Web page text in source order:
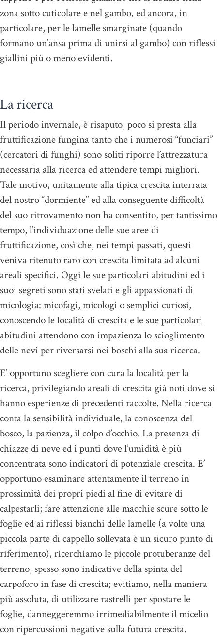
zona sotto cuticolare e nel gambo, ed ancora, in
particolare, per le lamelle smarginate (quando
formano un’ansa prima di unirsi al gambo) con riflessi
giallini più o meno evidenti.
La ricerca
Il periodo invernale, è risaputo, poco si presta alla
fruttificazione fungina tanto che i numerosi “funciari”
(cercatori di funghi) sono soliti riporre l’attrezzatura
necessaria alla ricerca ed attendere tempi migliori.
Tale motivo, unitamente alla tipica crescita interrata
del nostro “dormiente” ed alla conseguente difficoltà
del suo ritrovamento non ha consentito, per tantissimo
tempo, l’individuazione delle sue aree di
fruttificazione, così che, nei tempi passati, questi
veniva ritenuto raro con crescita limitata ad alcuni
areali specifici. Oggi le sue particolari abitudini ed i
suoi segreti sono stati svelati e gli appassionati di
micologia: micofagi, micologi o semplici curiosi,
conoscendo le località di crescita e le sue particolari
abitudini attendono con impazienza lo scioglimento
delle nevi per riversarsi nei boschi alla sua ricerca.
E’ opportuno scegliere con cura la località per la
ricerca, privilegiando areali di crescita già noti dove si
hanno esperienze di precedenti raccolte. Nella ricerca
conta la sensibilità individuale, la conoscenza del
bosco, la pazienza, il colpo d’occhio. La presenza di
chiazze di neve ed i punti dove l’umidità è più
concentrata sono indicatori di potenziale crescita. E’
opportuno esaminare attentamente il terreno in
prossimità dei propri piedi al fine di evitare di
calpestarli; fare attenzione alle macchie scure sotto le
foglie ed ai riflessi bianchi delle lamelle (a volte una
piccola parte di cappello sollevata è un sicuro punto di
riferimento), ricerchiamo le piccole protuberanze del
terreno, spesso sono indicative della spinta del
carpoforo in fase di crescita; evitiamo, nella maniera
più assoluta, di utilizzare rastrelli per spostare le
foglie, danneggeremmo irrimediabilmente il micelio
con ripercussioni negative sulla futura crescita.